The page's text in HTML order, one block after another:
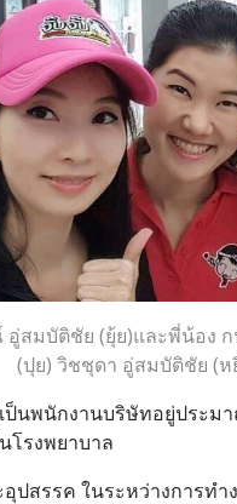
สมบัติชัย (ยุ้ย)และพี่น้อง
(ปุย) วิชชุดา อู่สมบัติชัย (ห
ป็นพนักงานบริษัทอยู่ประม
โรงพยาบาล
ปสรรค ในระหว่างการท